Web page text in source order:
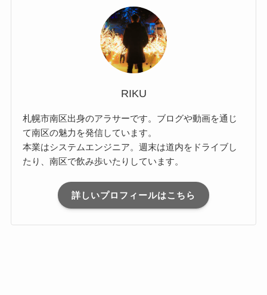
RIKU
札幌市南区出身のアラサーです。ブログや動画を通じ
て南区の魅力を発信しています。
本業はシステムエンジニア。週末は道内をドライブし
たり、南区で飲み歩いたりしています。
詳しいプロフィールはこちら